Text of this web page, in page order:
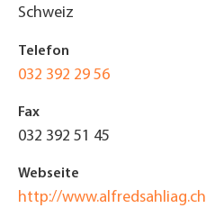
Schweiz
Telefon
032 392 29 56
Fax
032 392 51 45
Webseite
http://www.alfredsahliag.ch